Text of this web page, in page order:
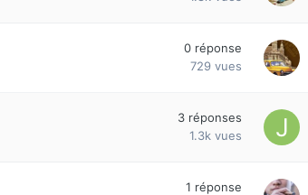
0 réponse
729 vues
3 réponses
1.3k vues
1 réponse